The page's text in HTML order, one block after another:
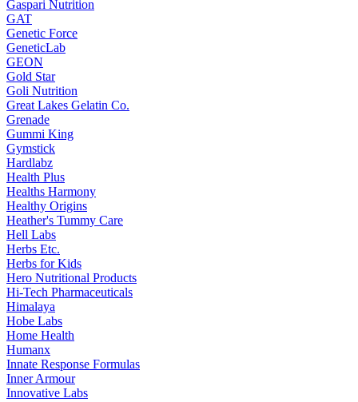
Gaspari Nutrition
GAT
Genetic Force
GeneticLab
GEON
Gold Star
Goli Nutrition
Great Lakes Gelatin Co.
Grenade
Gummi King
Gymstick
Hardlabz
Health Plus
Healths Harmony
Healthy Origins
Heather's Tummy Care
Hell Labs
Herbs Etc.
Herbs for Kids
Hero Nutritional Products
Hi-Tech Pharmaceuticals
Himalaya
Hobe Labs
Home Health
Humanx
Innate Response Formulas
Inner Armour
Innovative Labs